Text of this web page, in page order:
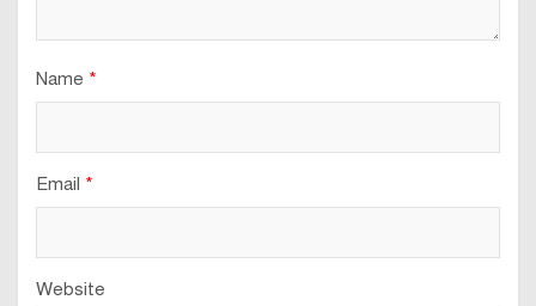
Name *
Email *
Website